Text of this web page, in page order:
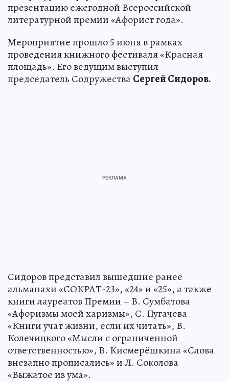
презентацию ежегодной Всероссийской
литературной премии «Афорист года».
Мероприятие прошло 5 июня в рамках
проведения книжного фестиваля «Красная
площадь». Его ведущим выступил
председатель СодружестваСергей Сидоров.
Сидоров представил вышедшие ранее
альманахи «СОКРАТ-23», «24» и «25», а также
книги лауреатов Премии – В. Сумбатова
«Афоризмы моей харизмы», С. Пугачева
«Книги учат жизни, если их читать», В.
Колечицкого «Мысли с ограниченной
ответственностью», В. Кисмерёшкина «Слова
внезапно прописались» и Л. Соколова
«Выжатое из ума».